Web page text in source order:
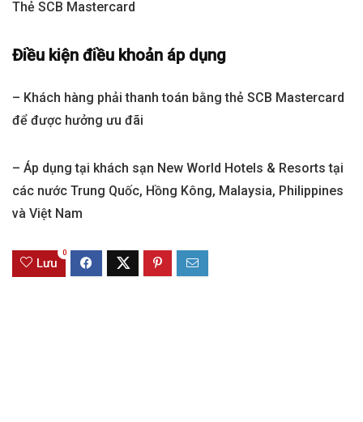
Thẻ SCB Mastercard
Điều kiện điều khoản áp dụng
– Khách hàng phải thanh toán bằng thẻ SCB Mastercard
để được hưởng ưu đãi
– Áp dụng tại khách sạn New World Hotels & Resorts tại
các nước Trung Quốc, Hồng Kông, Malaysia, Philippines
và Việt Nam
Lưu
0